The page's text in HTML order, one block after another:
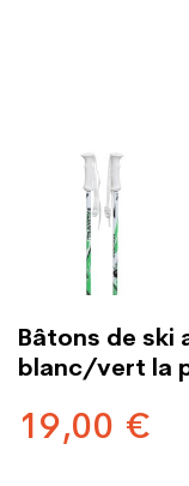
Bâtons de ski
blanc/vert la
19,00 €